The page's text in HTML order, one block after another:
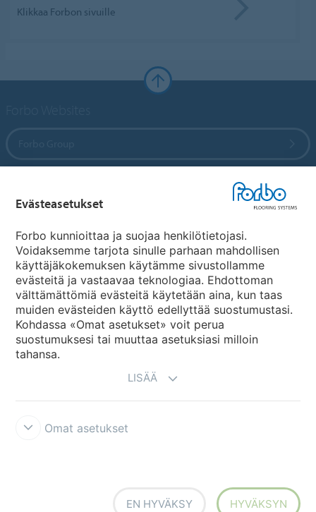
Klikkaa Forbon sivuille
Maakohtaiset sivut
Valitse maa
Evästeasetukset
Forbo kunnioittaa ja suojaa henkilötietojasi.
Voidaksemme tarjota sinulle parhaan mahdollisen
käyttäjäkokemuksen käytämme sivustollamme
evästeitä ja vastaavaa teknologiaa. Ehdottoman
välttämättömiä evästeitä käytetään aina, kun taas
muiden evästeiden käyttö edellyttää suostumustasi.
Kohdassa «Omat asetukset» voit perua
suostumuksesi tai muuttaa asetuksiasi milloin
tahansa.
LISÄÄ
Omat asetukset
EN HYVÄKSY HYVÄKSYN